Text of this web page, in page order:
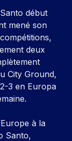
début
mené son
deux
City Ground,
3 en Europa
à la
Santo,